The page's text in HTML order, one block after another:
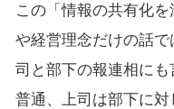
この「情報の共有化
や経営理念だけの話
司と部下の報連相にも
普通、上司は部下に